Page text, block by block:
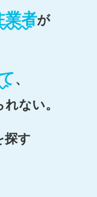
業者が
、
ない。
探す